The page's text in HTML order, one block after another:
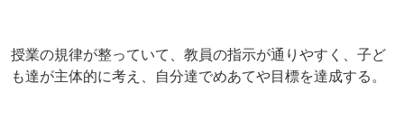
授業の規律が整っていて、教員の指示が通りやすく、子ど
も達が主体的に考え、自分達でめあてや目標を達成する。